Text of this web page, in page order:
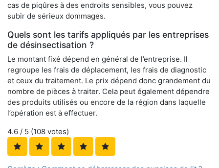
cas de piqûres à des endroits sensibles, vous pouvez
subir de sérieux dommages.
Quels sont les tarifs appliqués par les entreprises
de désinsectisation ?
Le montant fixé dépend en général de l’entreprise. Il
regroupe les frais de déplacement, les frais de diagnostic
et ceux du traitement. Le prix dépend donc grandement du
nombre de pièces à traiter. Cela peut également dépendre
des produits utilisés ou encore de la région dans laquelle
l’opération est à effectuer.
4.6 / 5 (108 votes)